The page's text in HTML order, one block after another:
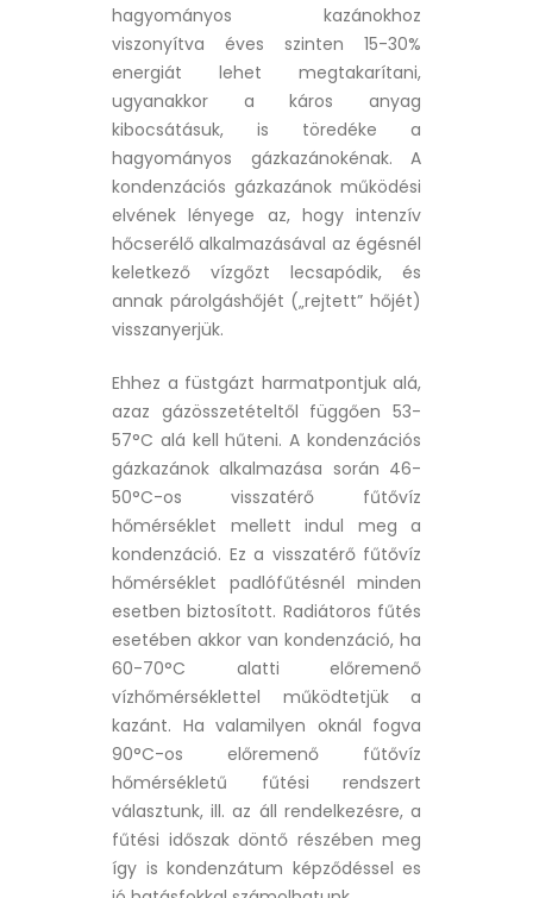
hagyományos kazánokhoz
viszonyítva éves szinten 15-30%
energiát lehet megtakarítani,
ugyanakkor a káros anyag
kibocsátásuk, is töredéke a
hagyományos gázkazánokénak. A
kondenzációs gázkazánok működési
elvének lényege az, hogy intenzív
hőcserélő alkalmazásával az égésnél
keletkező vízgőzt lecsapódik, és
annak párolgáshőjét („rejtett” hőjét)
visszanyerjük.
Ehhez a füstgázt harmatpontjuk alá,
azaz gázösszetételtől függően 53-
57°C alá kell hűteni. A kondenzációs
gázkazánok alkalmazása során 46-
50°C-os visszatérő fűtővíz
hőmérséklet mellett indul meg a
kondenzáció. Ez a visszatérő fűtővíz
hőmérséklet padlófűtésnél minden
esetben biztosított. Radiátoros fűtés
esetében akkor van kondenzáció, ha
60-70°C alatti előremenő
vízhőmérséklettel működtetjük a
kazánt. Ha valamilyen oknál fogva
90°C-os előremenő fűtővíz
hőmérsékletű fűtési rendszert
választunk, ill. az áll rendelkezésre, a
fűtési időszak döntő részében meg
így is kondenzátum képződéssel es